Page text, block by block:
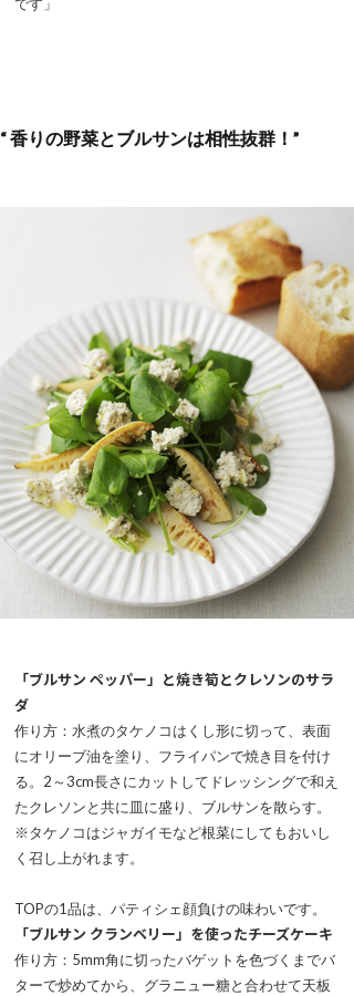
です」
“ 香りの野菜とブルサンは相性抜群！”
「ブルサン ペッパー」と焼き筍とクレソンのサラ
ダ
作り方：水煮のタケノコはくし形に切って、表面
にオリーブ油を塗り、フライパンで焼き目を付け
る。2～3cm長さにカットしてドレッシングで和え
たクレソンと共に皿に盛り、ブルサンを散らす。
※タケノコはジャガイモなど根菜にしてもおいし
く召し上がれます。
TOPの1品は、パティシェ顔負けの味わいです。
「ブルサン クランベリー」を使ったチーズケーキ
作り方：5mm角に切ったバゲットを色づくまでバ
ターで炒めてから、グラニュー糖と合わせて天板